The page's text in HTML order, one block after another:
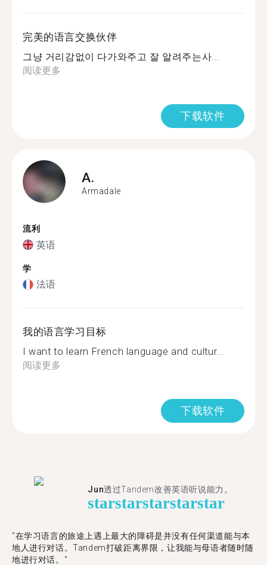
完美的语言交换伙伴
그냥 거리감없이 다가와주고 잘 알려주는사...
阅读更多
下载软件
A.
Armadale
流利
英语
学
法语
我的语言学习目标
I want to learn French language and cultur...
阅读更多
下载软件
Jun透过Tandem改善英语听说能力。
starstarstarstarstar
"在学习语言的旅途上遇上最大的障碍是并没有任何渠道能与本
地人进行对话。Tandem打破距离界限，让我能与母语者随时随
地进行对话。"